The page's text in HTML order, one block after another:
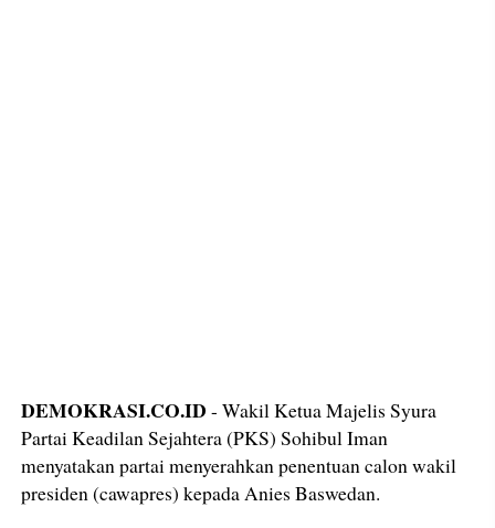
DEMOKRASI.CO.ID - Wakil Ketua Majelis Syura
Partai Keadilan Sejahtera (PKS) Sohibul Iman
menyatakan partai menyerahkan penentuan calon wakil
presiden (cawapres) kepada Anies Baswedan.